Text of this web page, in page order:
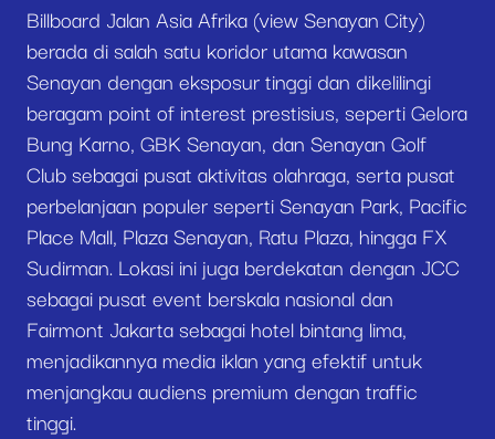
Billboard Jalan Asia Afrika (view Senayan City)
berada di salah satu koridor utama kawasan
Senayan dengan eksposur tinggi dan dikelilingi
beragam point of interest prestisius, seperti Gelora
Bung Karno, GBK Senayan, dan Senayan Golf
Club sebagai pusat aktivitas olahraga, serta pusat
perbelanjaan populer seperti Senayan Park, Pacific
Place Mall, Plaza Senayan, Ratu Plaza, hingga FX
Sudirman. Lokasi ini juga berdekatan dengan JCC
sebagai pusat event berskala nasional dan
Fairmont Jakarta sebagai hotel bintang lima,
menjadikannya media iklan yang efektif untuk
menjangkau audiens premium dengan traffic
tinggi.